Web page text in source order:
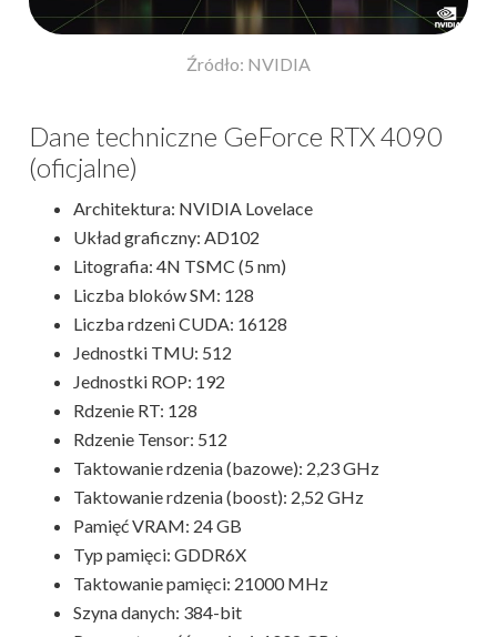
Źródło: NVIDIA
Dane techniczne GeForce RTX 4090
(oficjalne)
Architektura: NVIDIA Lovelace
Układ graficzny: AD102
Litografia: 4N TSMC (5 nm)
Liczba bloków SM: 128
Liczba rdzeni CUDA: 16128
Jednostki TMU: 512
Jednostki ROP: 192
Rdzenie RT: 128
Rdzenie Tensor: 512
Taktowanie rdzenia (bazowe): 2,23 GHz
Taktowanie rdzenia (boost): 2,52 GHz
Pamięć VRAM: 24 GB
Typ pamięci: GDDR6X
Taktowanie pamięci: 21000 MHz
Szyna danych: 384-bit